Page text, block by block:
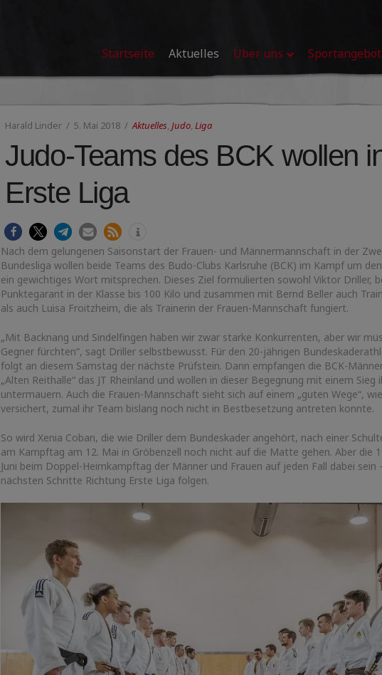
Startseite Aktuelles Über uns Sportangebot
Harald Linder 5. Mai 2018 Aktuelles Judo, Liga
Judo-Teams des BCK wollen
Erste Liga
Nach dem gelungenen Saisonstart der Frauen- und Männermannschaft in der
Bundesliga wollen beide Teams des Budo-Clubs Karlsruhe (BCK) im Kampf um
ein gewichtiges Wort mitsprechen. Dieses Ziel formulierten sowohl Viktor Driller,
Punktegarant in der Klasse bis 100 Kilo und zusammen mit Bernd Beller auch
als auch Luisa Froitzheim, die als Trainerin der Frauen-Mannschaft fungiert.
„Mit Backnang und Sindelfingen haben wir zwar starke Konkurrenten, aber wir
Gegner fürchten“, sagt Driller selbstbewusst. Für den 20-jährigen
folgt an diesem Samstag der nächste Prüfstein. Dann empfangen die BCK-
„Alten Reithalle“ das JT Rheinland und wollen in dieser Begegnung mit einem Sieg
untermauern. Auch die Frauen-Mannschaft sieht sich auf einem „guten Wege“,
versichert, zumal ihr Team bislang noch nicht in Bestbesetzung antreten konnte.
So wird Xenia Coban, die wie Driller dem Bundeskader angehört, nach einer
am Kampftag am 12. Mai in Gröbenzell noch nicht auf die Matte gehen. Aber die
Juni beim Doppel-Heimkampftag der Männer und Frauen auf jeden Fall dabei sein
nächsten Schritte Richtung Erste Liga folgen.